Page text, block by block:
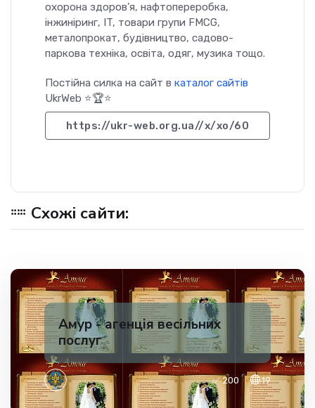
охорона здоров’я, нафтопереробка,
інжиніринг, IT, товари групи FMCG,
металопрокат, будівництво, садово-
паркова техніка, освіта, одяг, музика тощо.
Постійна силка на сайт в каталог сайтів
UkrWeb ⭐🏆⭐
https://ukr-web.org.ua//x/xo/60
Схожі сайти:
Амур - агенція весільних
послуг
✅ 200 19